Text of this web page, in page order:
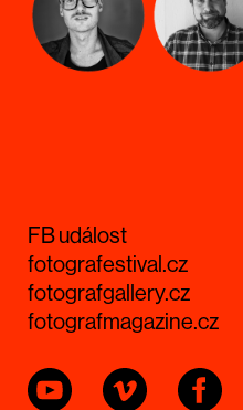
FB událost
fotografestival.cz
fotografgallery.cz
fotografmagazine.cz